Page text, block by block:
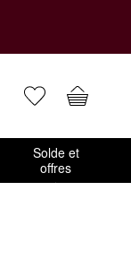
Solde et
offres